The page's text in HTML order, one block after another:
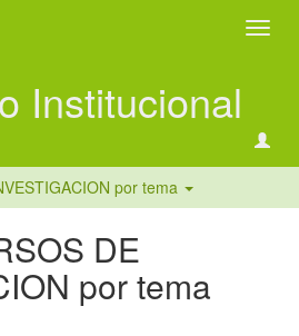
Institucional
por tema
DE
por tema